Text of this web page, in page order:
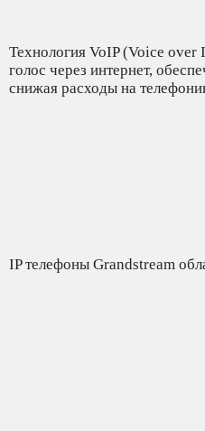
Технология VoIP (Voice over
голос через интернет,
снижая расходы на
IP телефоны Grandstream